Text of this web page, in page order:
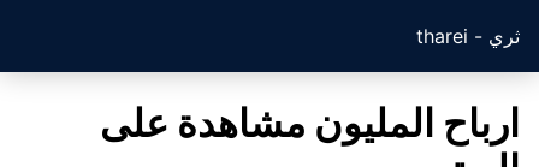
ثري - tharei
ارباح المليون مشاهدة على